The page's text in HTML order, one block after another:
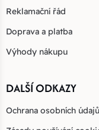
Reklamační řád
Doprava a platba
Výhody nákupu
DALŠÍ ODKAZY
Ochrana osobních údajů